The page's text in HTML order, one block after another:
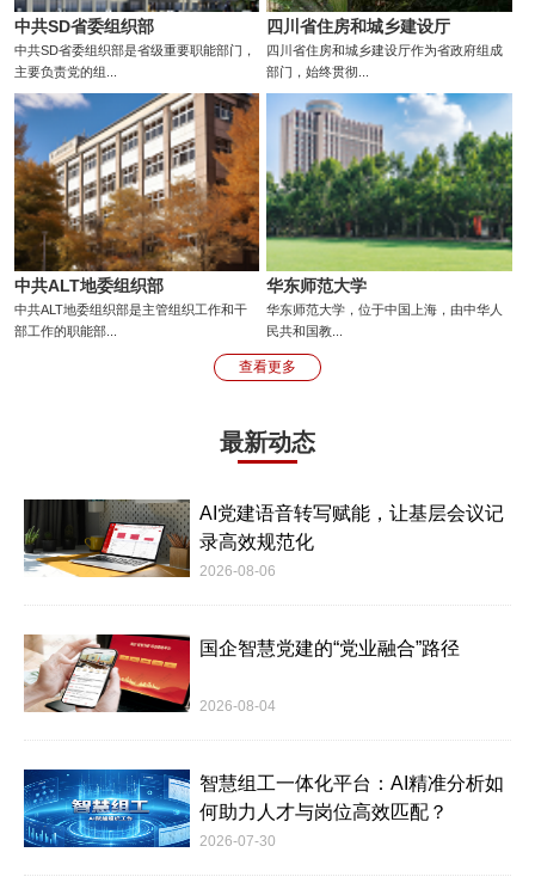
中共SD省委组织部
中共SD省委组织部是省级重要职能部门，
主要负责党的组...
四川省住房和城乡建设厅
四川省住房和城乡建设厅作为省政府组成
部门，始终贯彻...
中共ALT地委组织部
中共ALT地委组织部是主管组织工作和干
部工作的职能部...
华东师范大学
华东师范大学，位于中国上海，由中华人
民共和国教...
查看更多
最新动态
AI党建语音转写赋能，让基层会议记
录高效规范化
2026-08-06
国企智慧党建的“党业融合”路径
2026-08-04
智慧组工一体化平台：AI精准分析如
何助力人才与岗位高效匹配？
2026-07-30